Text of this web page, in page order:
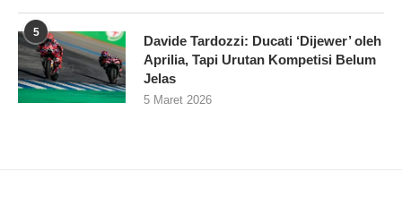
5
Davide Tardozzi: Ducati ‘Dijewer’ oleh
Aprilia, Tapi Urutan Kompetisi Belum
Jelas
5 Maret 2026